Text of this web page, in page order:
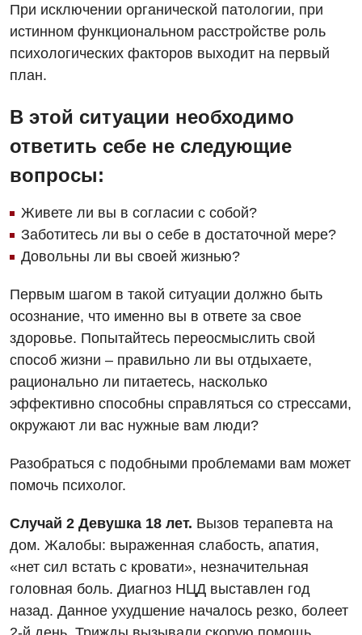
При исключении органической патологии, при
истинном функциональном расстройстве роль
психологических факторов выходит на первый
план.
В этой ситуации необходимо
ответить себе не следующие
вопросы:
Живете ли вы в согласии с собой?
Заботитесь ли вы о себе в достаточной мере?
Довольны ли вы своей жизнью?
Первым шагом в такой ситуации должно быть
осознание, что именно вы в ответе за свое
здоровье. Попытайтесь переосмыслить свой
способ жизни – правильно ли вы отдыхаете,
рационально ли питаетесь, насколько
эффективно способны справляться со стрессами,
окружают ли вас нужные вам люди?
Разобраться с подобными проблемами вам может
помочь психолог.
Случай 2 Девушка 18 лет. Вызов терапевта на
дом. Жалобы: выраженная слабость, апатия,
«нет сил встать с кровати», незначительная
головная боль. Диагноз НЦД выставлен год
назад. Данное ухудшение началось резко, болеет